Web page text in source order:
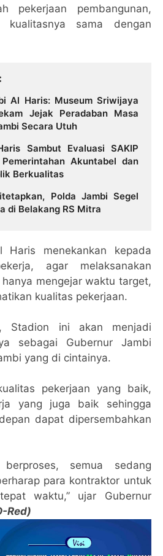
pekerjaan pembangunan,
kualitasnya sama dengan
Al Haris: Museum Sriwijaya
Secara Utuh
Sambut Evaluasi SAKIP
Akuntabel dan
Berkualitas
Polda Jambi Segel
di Belakang RS Mitra
Haris menekankan kepada
agar melaksanakan
mengejar waktu target,
kualitas pekerjaan.
Stadion ini akan menjadi
sebagai Gubernur Jambi
yang di cintainya.
pekerjaan yang baik,
yang juga baik sehingga
dapat dipersembahkan
semua sedang
para kontraktor untuk
waktu,” ujar Gubernur
Red)